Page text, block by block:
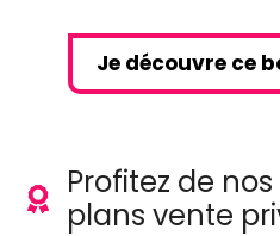
Je découvre ce
Profitez de
plans vente